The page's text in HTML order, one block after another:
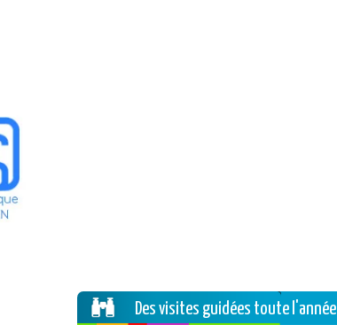
Des visites guidées toute l'année